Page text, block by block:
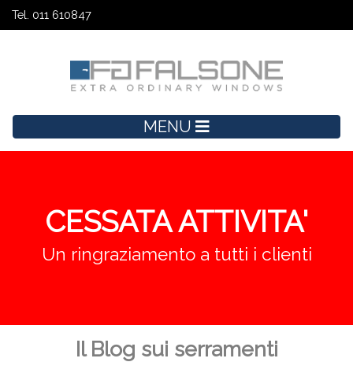
Tel. 011 610847
MENU
CESSATA ATTIVITA'
Un ringraziamento a tutti i clienti
Il Blog sui serramenti